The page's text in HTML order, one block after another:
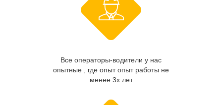
Все операторы-водители у нас
опытные , где опыт опыт работы не
менее 3х лет